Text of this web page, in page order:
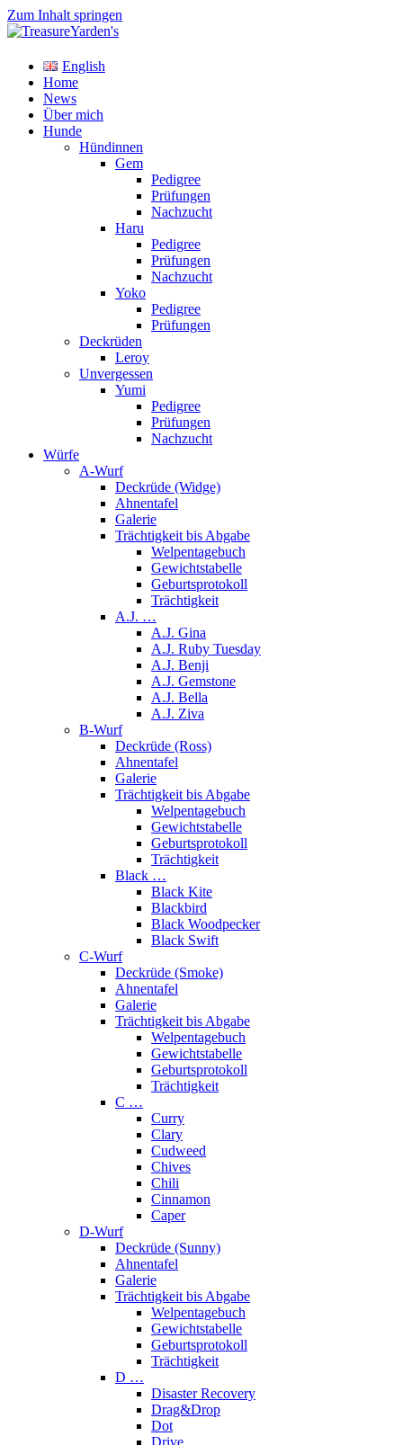
Zum Inhalt springen
TreasureYarden's
Labrador Retriever Zucht im DRC
English
Home
News
Über mich
Hunde
Hündinnen
Gem
Pedigree
Prüfungen
Nachzucht
Haru
Pedigree
Prüfungen
Nachzucht
Yoko
Pedigree
Prüfungen
Deckrüden
Leroy
Unvergessen
Yumi
Pedigree
Prüfungen
Nachzucht
Würfe
A-Wurf
Deckrüde (Widge)
Ahnentafel
Galerie
Trächtigkeit bis Abgabe
Welpentagebuch
Gewichtstabelle
Geburtsprotokoll
Trächtigkeit
A.J. …
A.J. Gina
A.J. Ruby Tuesday
A.J. Benji
A.J. Gemstone
A.J. Bella
A.J. Ziva
B-Wurf
Deckrüde (Ross)
Ahnentafel
Galerie
Trächtigkeit bis Abgabe
Welpentagebuch
Gewichtstabelle
Geburtsprotokoll
Trächtigkeit
Black …
Black Kite
Blackbird
Black Woodpecker
Black Swift
C-Wurf
Deckrüde (Smoke)
Ahnentafel
Galerie
Trächtigkeit bis Abgabe
Welpentagebuch
Gewichtstabelle
Geburtsprotokoll
Trächtigkeit
C …
Curry
Clary
Cudweed
Chives
Chili
Cinnamon
Caper
D-Wurf
Deckrüde (Sunny)
Ahnentafel
Galerie
Trächtigkeit bis Abgabe
Welpentagebuch
Gewichtstabelle
Geburtsprotokoll
Trächtigkeit
D …
Disaster Recovery
Drag&Drop
Dot